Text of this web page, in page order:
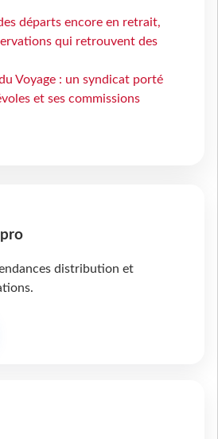
départs encore en retrait,
qui retrouvent des
Voyage : un syndicat porté
et ses commissions
distribution et